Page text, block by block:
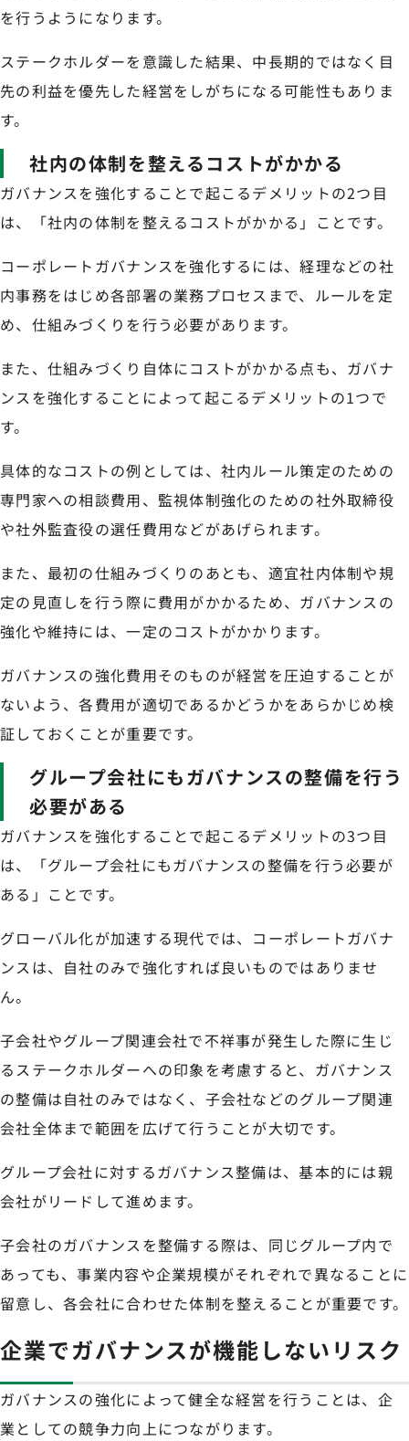
を行うようになります。
ステークホルダーを意識した結果、中長期的ではなく目
先の利益を優先した経営をしがちになる可能性もありま
す。
社内の体制を整えるコストがかかる
ガバナンスを強化することで起こるデメリットの2つ目
は、「社内の体制を整えるコストがかかる」ことです。
コーポレートガバナンスを強化するには、経理などの社
内事務をはじめ各部署の業務プロセスまで、ルールを定
め、仕組みづくりを行う必要があります。
また、仕組みづくり自体にコストがかかる点も、ガバナ
ンスを強化することによって起こるデメリットの1つで
す。
具体的なコストの例としては、社内ルール策定のための
専門家への相談費用、監視体制強化のための社外取締役
や社外監査役の選任費用などがあげられます。
また、最初の仕組みづくりのあとも、適宜社内体制や規
定の見直しを行う際に費用がかかるため、ガバナンスの
強化や維持には、一定のコストがかかります。
ガバナンスの強化費用そのものが経営を圧迫することが
ないよう、各費用が適切であるかどうかをあらかじめ検
証しておくことが重要です。
グループ会社にもガバナンスの整備を行う
必要がある
ガバナンスを強化することで起こるデメリットの3つ目
は、「グループ会社にもガバナンスの整備を行う必要が
ある」ことです。
グローバル化が加速する現代では、コーポレートガバナ
ンスは、自社のみで強化すれば良いものではありませ
ん。
子会社やグループ関連会社で不祥事が発生した際に生じ
るステークホルダーへの印象を考慮すると、ガバナンス
の整備は自社のみではなく、子会社などのグループ関連
会社全体まで範囲を広げて行うことが大切です。
グループ会社に対するガバナンス整備は、基本的には親
会社がリードして進めます。
子会社のガバナンスを整備する際は、同じグループ内で
あっても、事業内容や企業規模がそれぞれで異なることに
留意し、各会社に合わせた体制を整えることが重要です。
企業でガバナンスが機能しないリスク
ガバナンスの強化によって健全な経営を行うことは、企
業としての競争力向上につながります。